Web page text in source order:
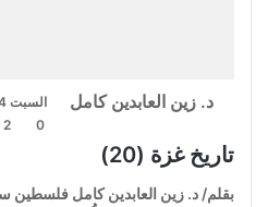
د. زين العابدين كامل
السبت 4 صفر 1448هـ 18-7-2026م
0
2
تاريخ غزة (20)
بقلم/ د. زين العابدين كامل فلسطين